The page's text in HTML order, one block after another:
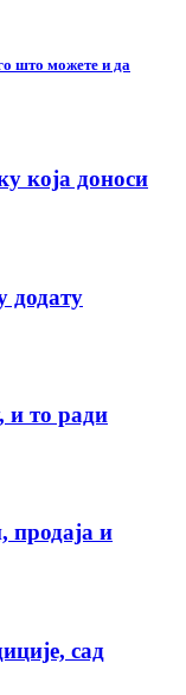
што можете и да
која доноси
додату
и то ради
продаја и
сад